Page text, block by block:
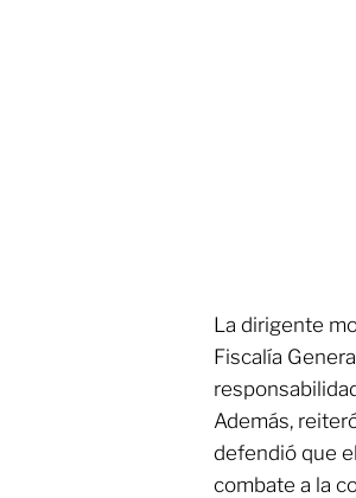
La dirigente
Fiscalía
Además,
defendió que
combate a la